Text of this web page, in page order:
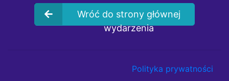
Wróć do strony głównej
wydarzenia
Polityka prywatności